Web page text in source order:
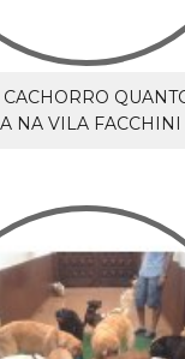
NA VILA FACCHINI